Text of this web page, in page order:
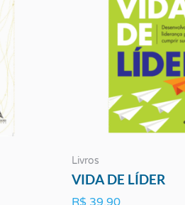
Livros
VIDA DE LÍDER
R$ 39,90